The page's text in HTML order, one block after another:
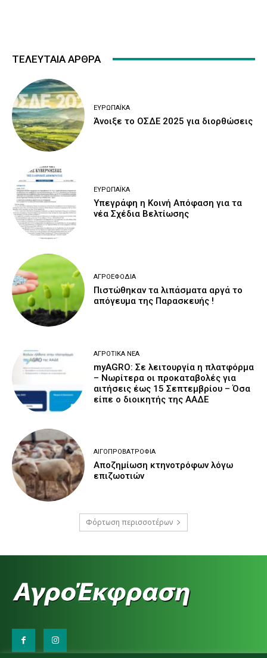
ΤΕΛΕΥΤΑΙΑ ΑΡΘΡΑ
ΕΥΡΩΠΑΪΚΆ
Άνοιξε το ΟΣΔΕ 2025 για διορθώσεις
ΕΥΡΩΠΑΪΚΆ
Υπεγράφη η Κοινή Απόφαση για τα
νέα Σχέδια Βελτίωσης
ΑΓΡΟΕΦΌΔΙΑ
Πιστώθηκαν τα λιπάσματα αργά το
απόγευμα της Παρασκευής !
ΑΓΡΟΤΙΚΆ ΝΈΑ
myAGRO: Σε λειτουργία η πλατφόρμα
– Νωρίτερα οι προκαταβολές για
αιτήσεις έως 15 Σεπτεμβρίου – Όσα
είπε ο διοικητής της ΑΑΔΕ
ΑΙΓΟΠΡΟΒΑΤΡΟΦΊΑ
Αποζημίωση κτηνοτρόφων λόγω
επιζωοτιών
Φόρτωση περισσοτέρων